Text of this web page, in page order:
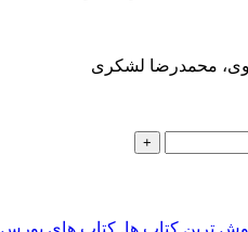
محمدرضا لشکری
ترین کتاب ها, کتاب های بورس